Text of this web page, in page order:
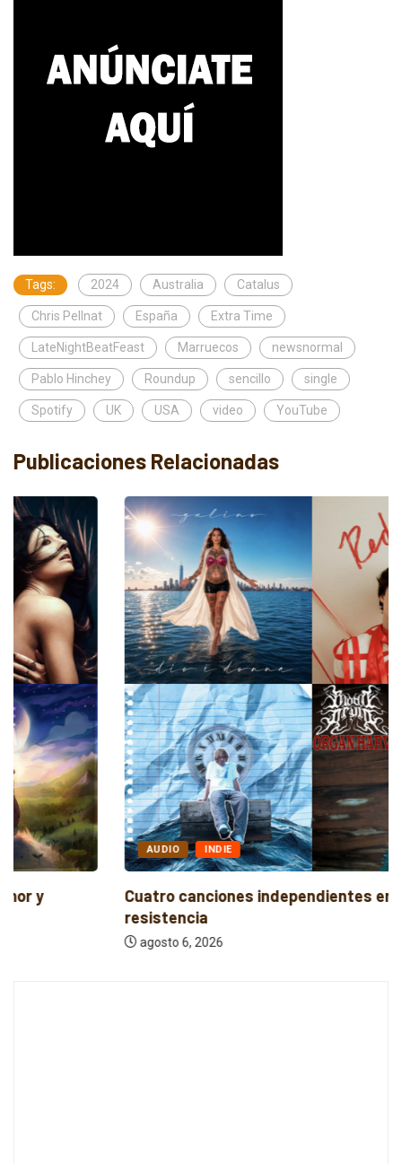
Tags: 2024 Australia Catalus
Chris Pellnat España Extra Time
LateNightBeatFeast Marruecos newsnormal
Pablo Hinchey Roundup sencillo single
Spotify UK USA video YouTube
Publicaciones Relacionadas
AUDIO
Cuatro canciones independientes entre reflexión y